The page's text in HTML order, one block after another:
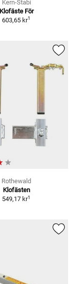
Kern-Stabi
Klofäste För
603,65 kr1
Rothewald
Klofästen
549,17 kr1